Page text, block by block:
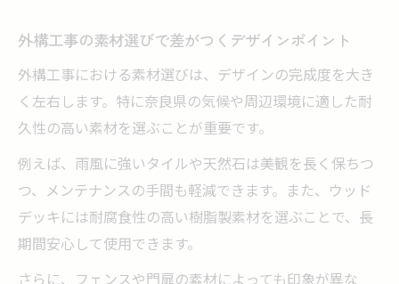
外構工事の素材選びで差がつくデザインポイント
外構工事における素材選びは、デザインの完成度を大き
く左右します。特に奈良県の気候や周辺環境に適した耐
久性の高い素材を選ぶことが重要です。
例えば、雨風に強いタイルや天然石は美観を長く保ちつ
つ、メンテナンスの手間も軽減できます。また、ウッド
デッキには耐腐食性の高い樹脂製素材を選ぶことで、長
期間安心して使用できます。
さらに、フェンスや門扉の素材によっても印象が異な